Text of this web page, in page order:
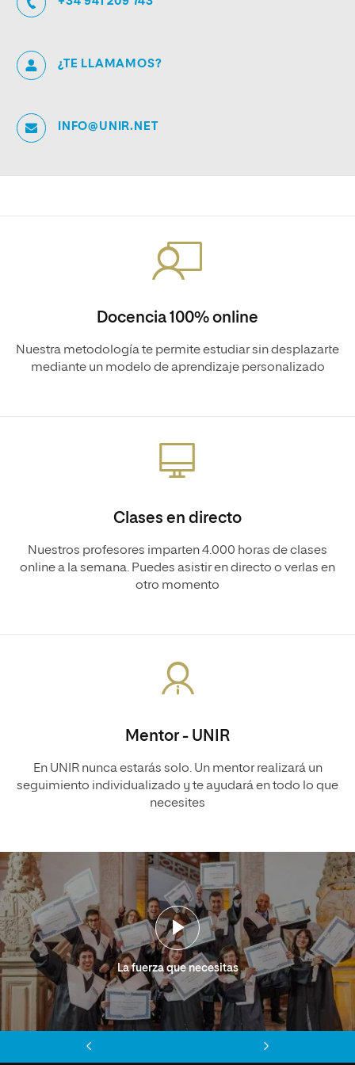
¿TE LLAMAMOS?
INFO@UNIR.NET
Docencia 100% online
Nuestra metodología te permite estudiar sin desplazarte
mediante un modelo de aprendizaje personalizado
Clases en directo
Nuestros profesores imparten 4.000 horas de clases
online a la semana. Puedes asistir en directo o verlas en
otro momento
Mentor - UNIR
En UNIR nunca estarás solo. Un mentor realizará un
seguimiento individualizado y te ayudará en todo lo que
necesites
La fuerza que necesitas